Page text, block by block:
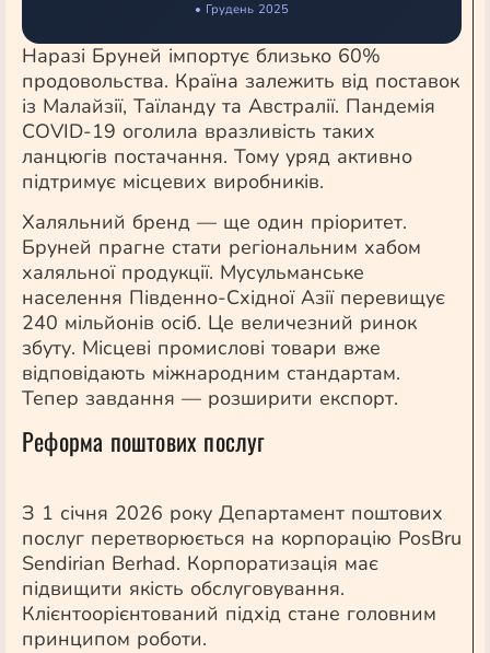
• Грудень 2025
Наразі Бруней імпортує близько 60%
продовольства. Країна залежить від поставок
із Малайзії, Таїланду та Австралії. Пандемія
COVID-19 оголила вразливість таких
ланцюгів постачання. Тому уряд активно
підтримує місцевих виробників.
Халяльний бренд — ще один пріоритет.
Бруней прагне стати регіональним хабом
халяльної продукції. Мусульманське
населення Південно-Східної Азії перевищує
240 мільйонів осіб. Це величезний ринок
збуту. Місцеві промислові товари вже
відповідають міжнародним стандартам.
Тепер завдання — розширити експорт.
Реформа поштових послуг
З 1 січня 2026 року Департамент поштових
послуг перетворюється на корпорацію PosBru
Sendirian Berhad. Корпоратизація має
підвищити якість обслуговування.
Клієнтоорієнтований підхід стане головним
принципом роботи.